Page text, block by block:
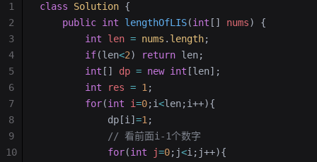
class Solution {
    public
int lengthOfLIS(int [] nums)
{
        int
len = nums . length;
        if
(len<2) return len;
        int
[] dp = new int [len];
        int
res = 1 ;
        for
(int i=0;i<len;i++){
            dp[i]
=1 ;
            // 看前面i-1个数字
            for
(int j=0;j<i;j++){
1
2
3
4
5
6
7
8
9
10